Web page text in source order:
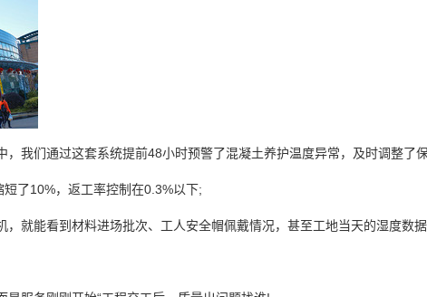
我们通过这套系统提前48小时预警了混凝土养护温度异常，及时调整了
了10%，返工率控制在0.3%以下;
就能看到材料进场批次、工人安全帽佩戴情况，甚至工地当天的湿度数据